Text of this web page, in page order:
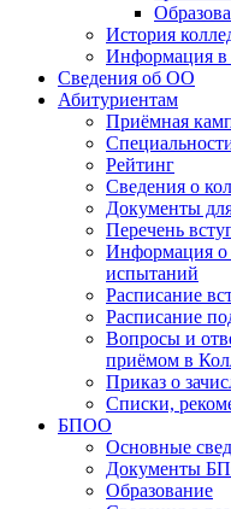
История
Информация
Сведения об ОО
Абитуриентам
Приёмная
Рейтинг
Сведения о
Документы
Перечень
Информация о
испытаний
Расписание
Расписание
Вопросы и
приёмом в
Приказ о
Списки,
БПОО
Основные
Документы
Образование